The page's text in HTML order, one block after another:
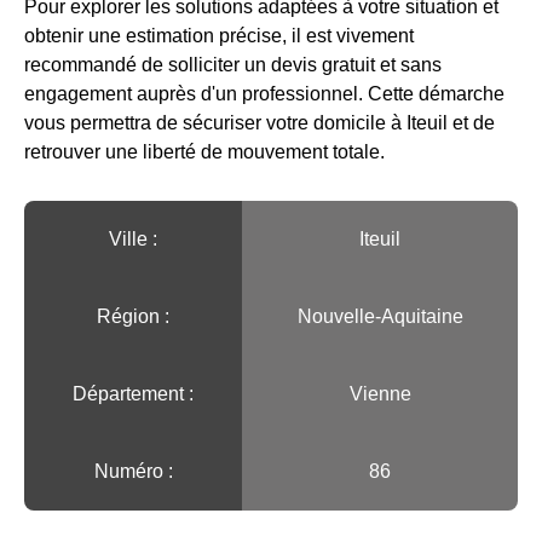
Pour explorer les solutions adaptées à votre situation et
obtenir une estimation précise, il est vivement
recommandé de solliciter un devis gratuit et sans
engagement auprès d'un professionnel. Cette démarche
vous permettra de sécuriser votre domicile à Iteuil et de
retrouver une liberté de mouvement totale.
Ville :️ Iteuil
Région :️ Nouvelle-Aquitaine
Département : Vienne
Numéro : 86